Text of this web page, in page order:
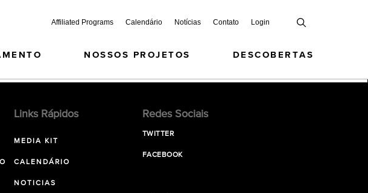
Affiliated Programs Calendário Notícias Contato Login
NOSSOS PROJETOS DESCOBERTAS
Links Rápidos
MEDIA KIT
CALENDÁRIO
NOTICIAS
Redes Sociais
TWITTER
FACEBOOK